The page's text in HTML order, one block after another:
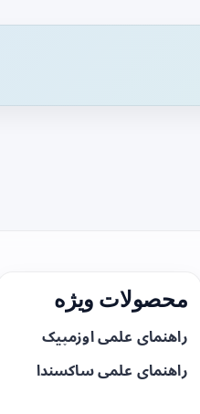
محصولات ویژه
راهنمای علمی اوزمپیک
راهنمای علمی ساکسندا